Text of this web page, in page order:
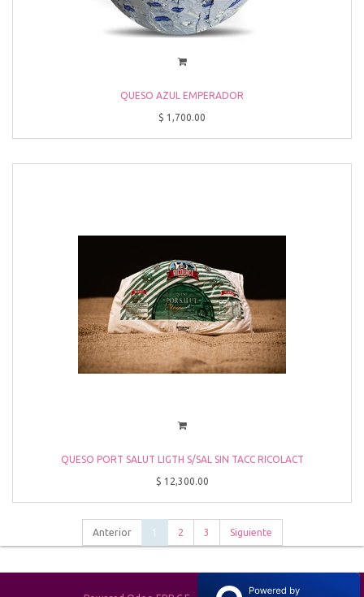
QUESO AZUL EMPERADOR
$ 1,700.00
QUESO PORT SALUT LIGTH S/SAL SIN TACC RICOLACT
$ 12,300.00
Anterior 1 2 3 Siguiente